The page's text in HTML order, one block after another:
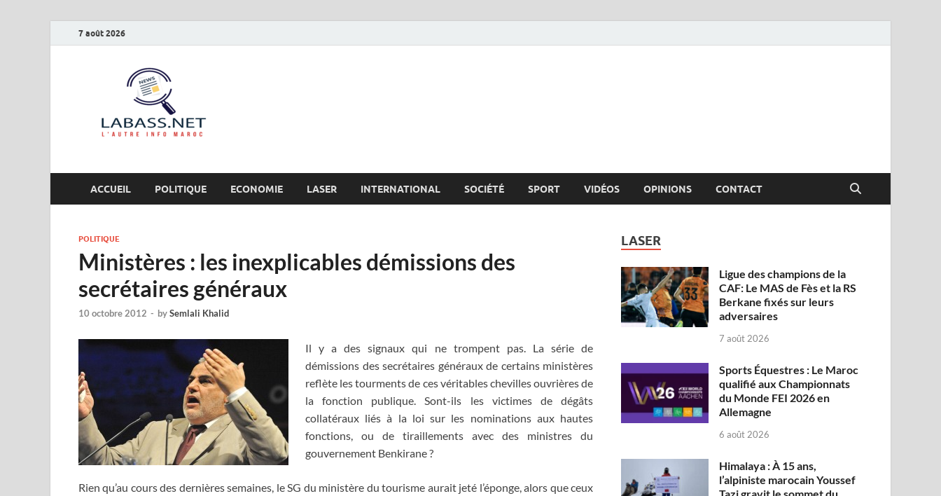
7 août 2026
ACCUEIL POLITIQUE ECONOMIE LASER INTERNATIONAL SOCIÉTÉ SPORT VIDÉOS OPINIONS CONTACT
POLITIQUE
Ministères : les inexplicables démissions des
secrétaires généraux
10 octobre 2012 - bySemlali Khalid
Il y a des signaux qui ne trompent pas. La série de
démissions des secrétaires généraux de certains ministères
reflète les tourments de ces véritables chevilles ouvrières de
la fonction publique. Sont-ils les victimes de dégâts
collatéraux liés à la loi sur les nominations aux hautes
fonctions, ou de tiraillements avec des ministres du
gouvernement Benkirane ?
Rien qu’au cours des dernières semaines, le SG du ministère du tourisme aurait jeté l’éponge, alors que ceux
LASER
Ligue des champions de la
CAF: Le MAS de Fès et la RS
Berkane fixés sur leurs
adversaires
7 août 2026
Sports Équestres : Le Maroc
qualifié aux Championnats
du Monde FEI 2026 en
Allemagne
6 août 2026
Himalaya : À 15 ans,
l’alpiniste marocain Youssef
Tazi gravit le sommet du